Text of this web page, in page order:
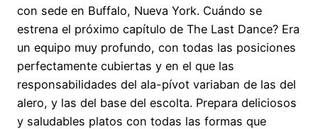
con sede en Buffalo, Nueva York. Cuándo se
estrena el próximo capítulo de The Last Dance? Era
un equipo muy profundo, con todas las posiciones
perfectamente cubiertas y en el que las
responsabilidades del ala-pívot variaban de las del
alero, y las del base del escolta. Prepara deliciosos
y saludables platos con todas las formas que